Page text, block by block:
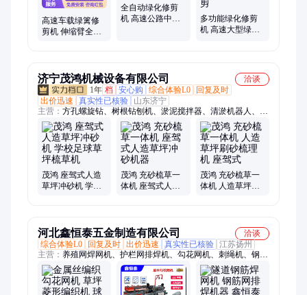
机、马路吹风机
高速车载绿篱修
剪机 伸缩臂全液
全自动绿化修剪
机 高速公路中分
多功能绿化修剪
机 高速大型绿篱
济宁茂鸿机械设备有限公司
洽谈
1年 档 安心购 综合体验L0
回复及时
出价迅速
真实性已核验
山东济宁
主营： 方孔螺旋钻、树根钻刨机、淤泥搅拌器、清淤机器人、激
光整平机、电动铲车、甘蔗收获机、液压拔管机、液压顶管机
茂鸿 座驾式人造
草坪冲砂机 学校
茂鸿 充砂梳草一
体机 座驾式人造
茂鸿 充砂梳草一
体机 人造草坪刷
河北鑫恒泰五金制造有限公司
洽谈
综合体验L0
回复及时 出价迅速 真实性已核验 江苏扬州
主营： 养殖网焊网机、护栏网排焊机、勾花网机、刺绳机、钢筋
网焊网机、全自动建筑网机、菱形网机、金属丝编织焊网机、草
原网机、排焊机、牛栏网机、制钉机、石笼网机、拔丝机、煤矿
支护网机、轧花编织焊接机、钢板网机